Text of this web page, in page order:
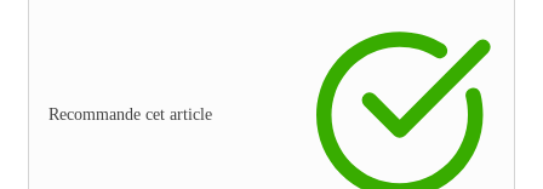
Recommande cet article